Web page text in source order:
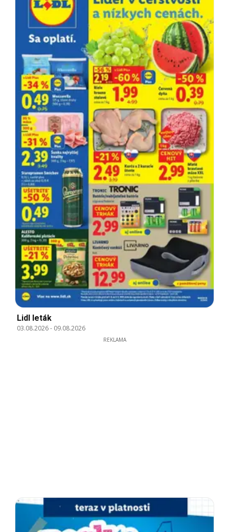
Lidl leták
03.08.2026- 09.08.2026
REKLAMA